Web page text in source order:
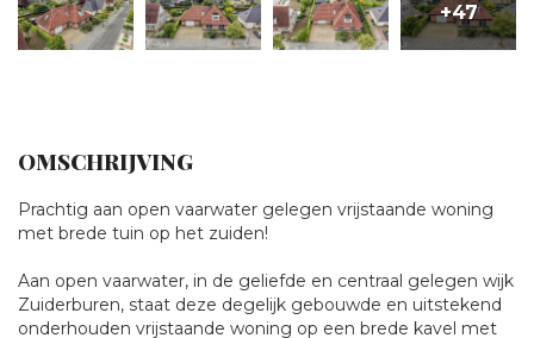
+47
OMSCHRIJVING
Te
koop:
Prachtig aan open vaarwater gelegen vrijstaande woning
met brede tuin op het zuiden!
Aan open vaarwater, in de geliefde en centraal gelegen wijk
Zuiderburen, staat deze degelijk gebouwde en uitstekend
onderhouden vrijstaande woning op een brede kavel met